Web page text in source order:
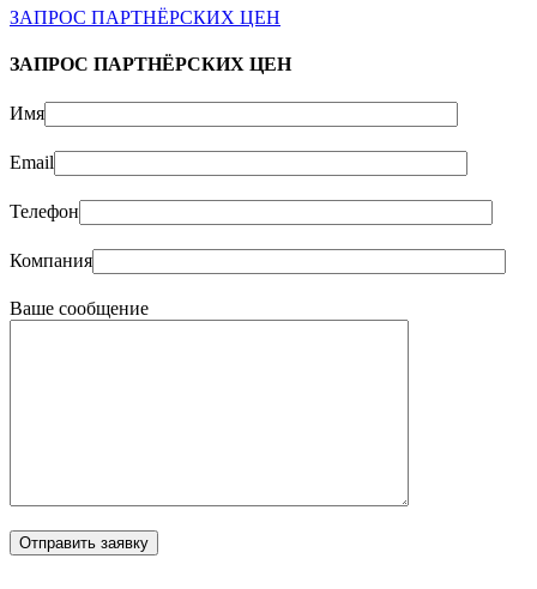
ЗАПРОС ПАРТНЁРСКИХ ЦЕН
ЗАПРОС ПАРТНЁРСКИХ ЦЕН
Имя
Email
Телефон
Компания
Ваше сообщение